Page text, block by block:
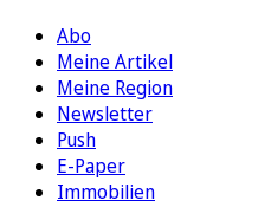
Abo
Meine Artikel
Meine Region
Newsletter
Push
E-Paper
Immobilien